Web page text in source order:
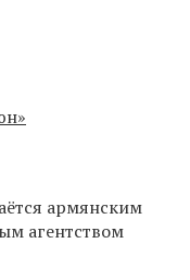
армянским
агентством